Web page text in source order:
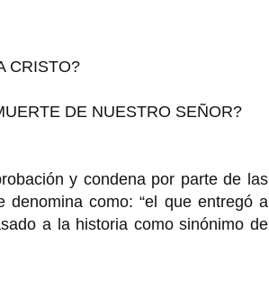
CRISTO?
DE NUESTRO SEÑOR?
y condena por parte de las
como: “el que entregó a
a la historia como sinónimo de